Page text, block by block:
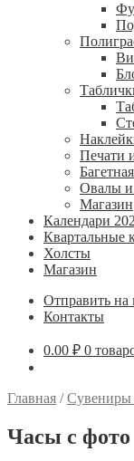
Печати
Овалы и
Магазин
Календари
Квартальные
Холсты
Магазин
Отправить на
Контакты
0.00 ₽ 0
Главная /Сувениры
Часы с фото